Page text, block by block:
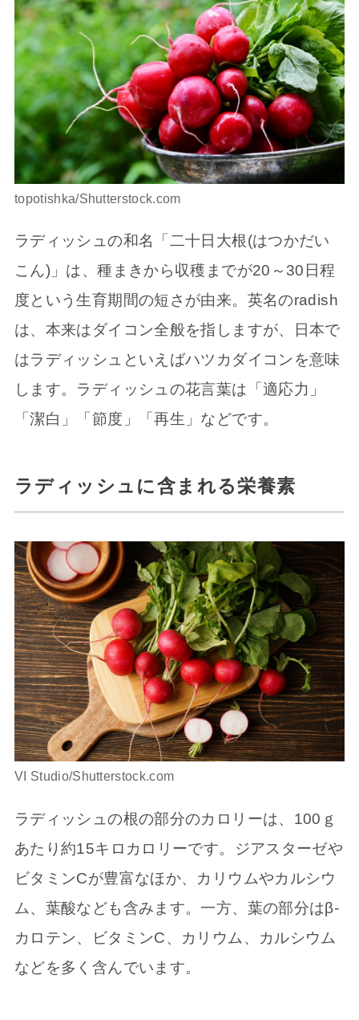
topotishka/Shutterstock.com
ラディッシュの和名「二十日大根(はつかだい
こん)」は、種まきから収穫までが20～30日程
度という生育期間の短さが由来。英名のradish
は、本来はダイコン全般を指しますが、日本で
はラディッシュといえばハツカダイコンを意味
します。ラディッシュの花言葉は「適応力」
「潔白」「節度」「再生」などです。
ラディッシュに含まれる栄養素
VI Studio/Shutterstock.com
ラディッシュの根の部分のカロリーは、100ｇ
あたり約15キロカロリーです。ジアスターゼや
ビタミンCが豊富なほか、カリウムやカルシウ
ム、葉酸なども含みます。一方、葉の部分はβ-
カロテン、ビタミンC、カリウム、カルシウム
などを多く含んでいます。